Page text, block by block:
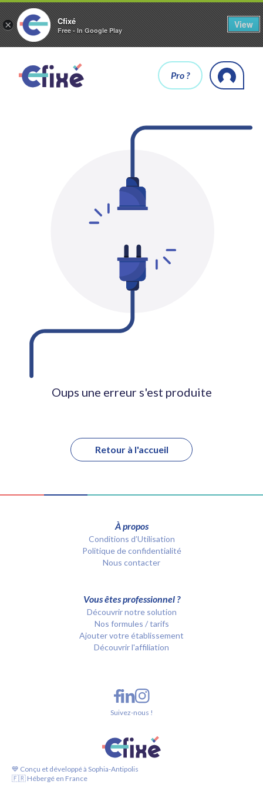
× Cfixé
Free - In Google Play
View
Pro ?
Oups une erreur s'est produite
Retour à l'accueil
À propos
Conditions d’Utilisation
Politique de confidentialité
Nous contacter
Vous êtes professionnel ?
Découvrir notre solution
Nos formules / tarifs
Ajouter votre établissement
Découvrir l'affiliation
💙 Conçu et développé à Sophia-Antipolis
🇫🇷 Hébergé en France
Suivez-nous !